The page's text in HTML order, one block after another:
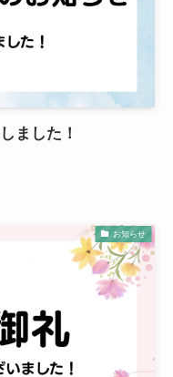
ました！
お知らせ